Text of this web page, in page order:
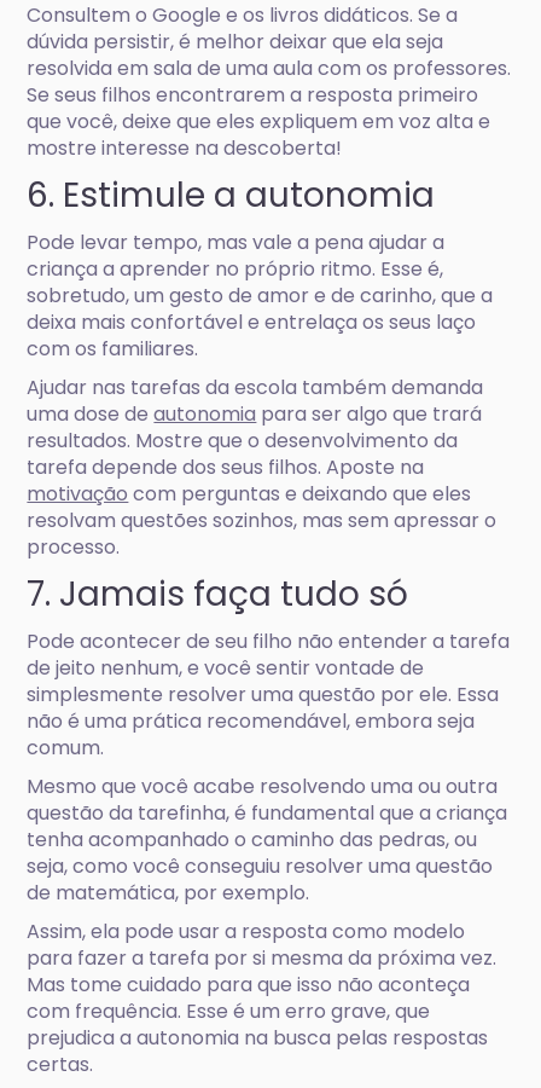
Consultem o Google e os livros didáticos. Se a
dúvida persistir, é melhor deixar que ela seja
resolvida em sala de uma aula com os professores.
Se seus filhos encontrarem a resposta primeiro
que você, deixe que eles expliquem em voz alta e
mostre interesse na descoberta!
6. Estimule a autonomia
Pode levar tempo, mas vale a pena ajudar a
criança a aprender no próprio ritmo. Esse é,
sobretudo, um gesto de amor e de carinho, que a
deixa mais confortável e entrelaça os seus laço
com os familiares.
Ajudar nas tarefas da escola também demanda
uma dose deautonomia para ser algo que trará
resultados. Mostre que o desenvolvimento da
tarefa depende dos seus filhos. Aposte na
motivação com perguntas e deixando que eles
resolvam questões sozinhos, mas sem apressar o
processo.
7. Jamais faça tudo só
Pode acontecer de seu filho não entender a tarefa
de jeito nenhum, e você sentir vontade de
simplesmente resolver uma questão por ele. Essa
não é uma prática recomendável, embora seja
comum.
Mesmo que você acabe resolvendo uma ou outra
questão da tarefinha, é fundamental que a criança
tenha acompanhado o caminho das pedras, ou
seja, como você conseguiu resolver uma questão
de matemática, por exemplo.
Assim, ela pode usar a resposta como modelo
para fazer a tarefa por si mesma da próxima vez.
Mas tome cuidado para que isso não aconteça
com frequência. Esse é um erro grave, que
prejudica a autonomia na busca pelas respostas
certas.